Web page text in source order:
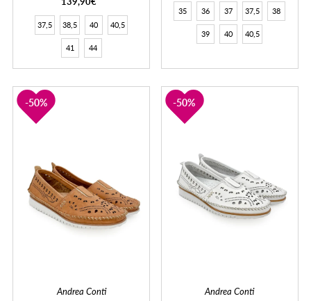
37,5 38,5 40 40,5
41 44
35 36 37 37,5 38
39 40 40,5
50%
Andrea Conti
50%
Andrea Conti